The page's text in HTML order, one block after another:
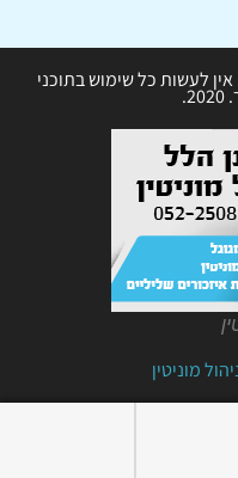
לעשות כל שימוש בתוכני
מוניטין